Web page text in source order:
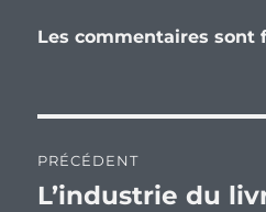
Les commentaires sont
de
PRÉCÉDENT
Publication
L’industrie du